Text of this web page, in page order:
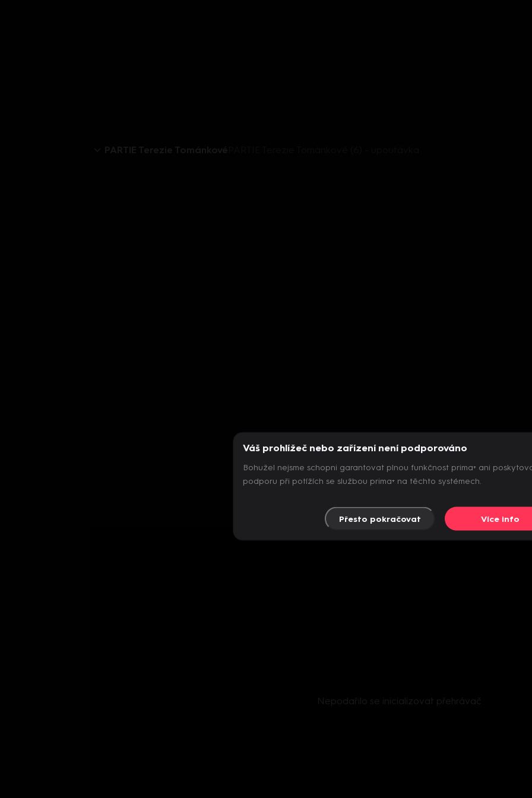
Nepodařilo se inicializovat přehrávač
Váš prohlížeč nebo zařízení není podporováno
Bohužel nejsme schopni garantovat plnou funkčnost prima+ ani
podporu při potížích se službou prima+ na těchto systémech.
Přesto pokračovat Více info